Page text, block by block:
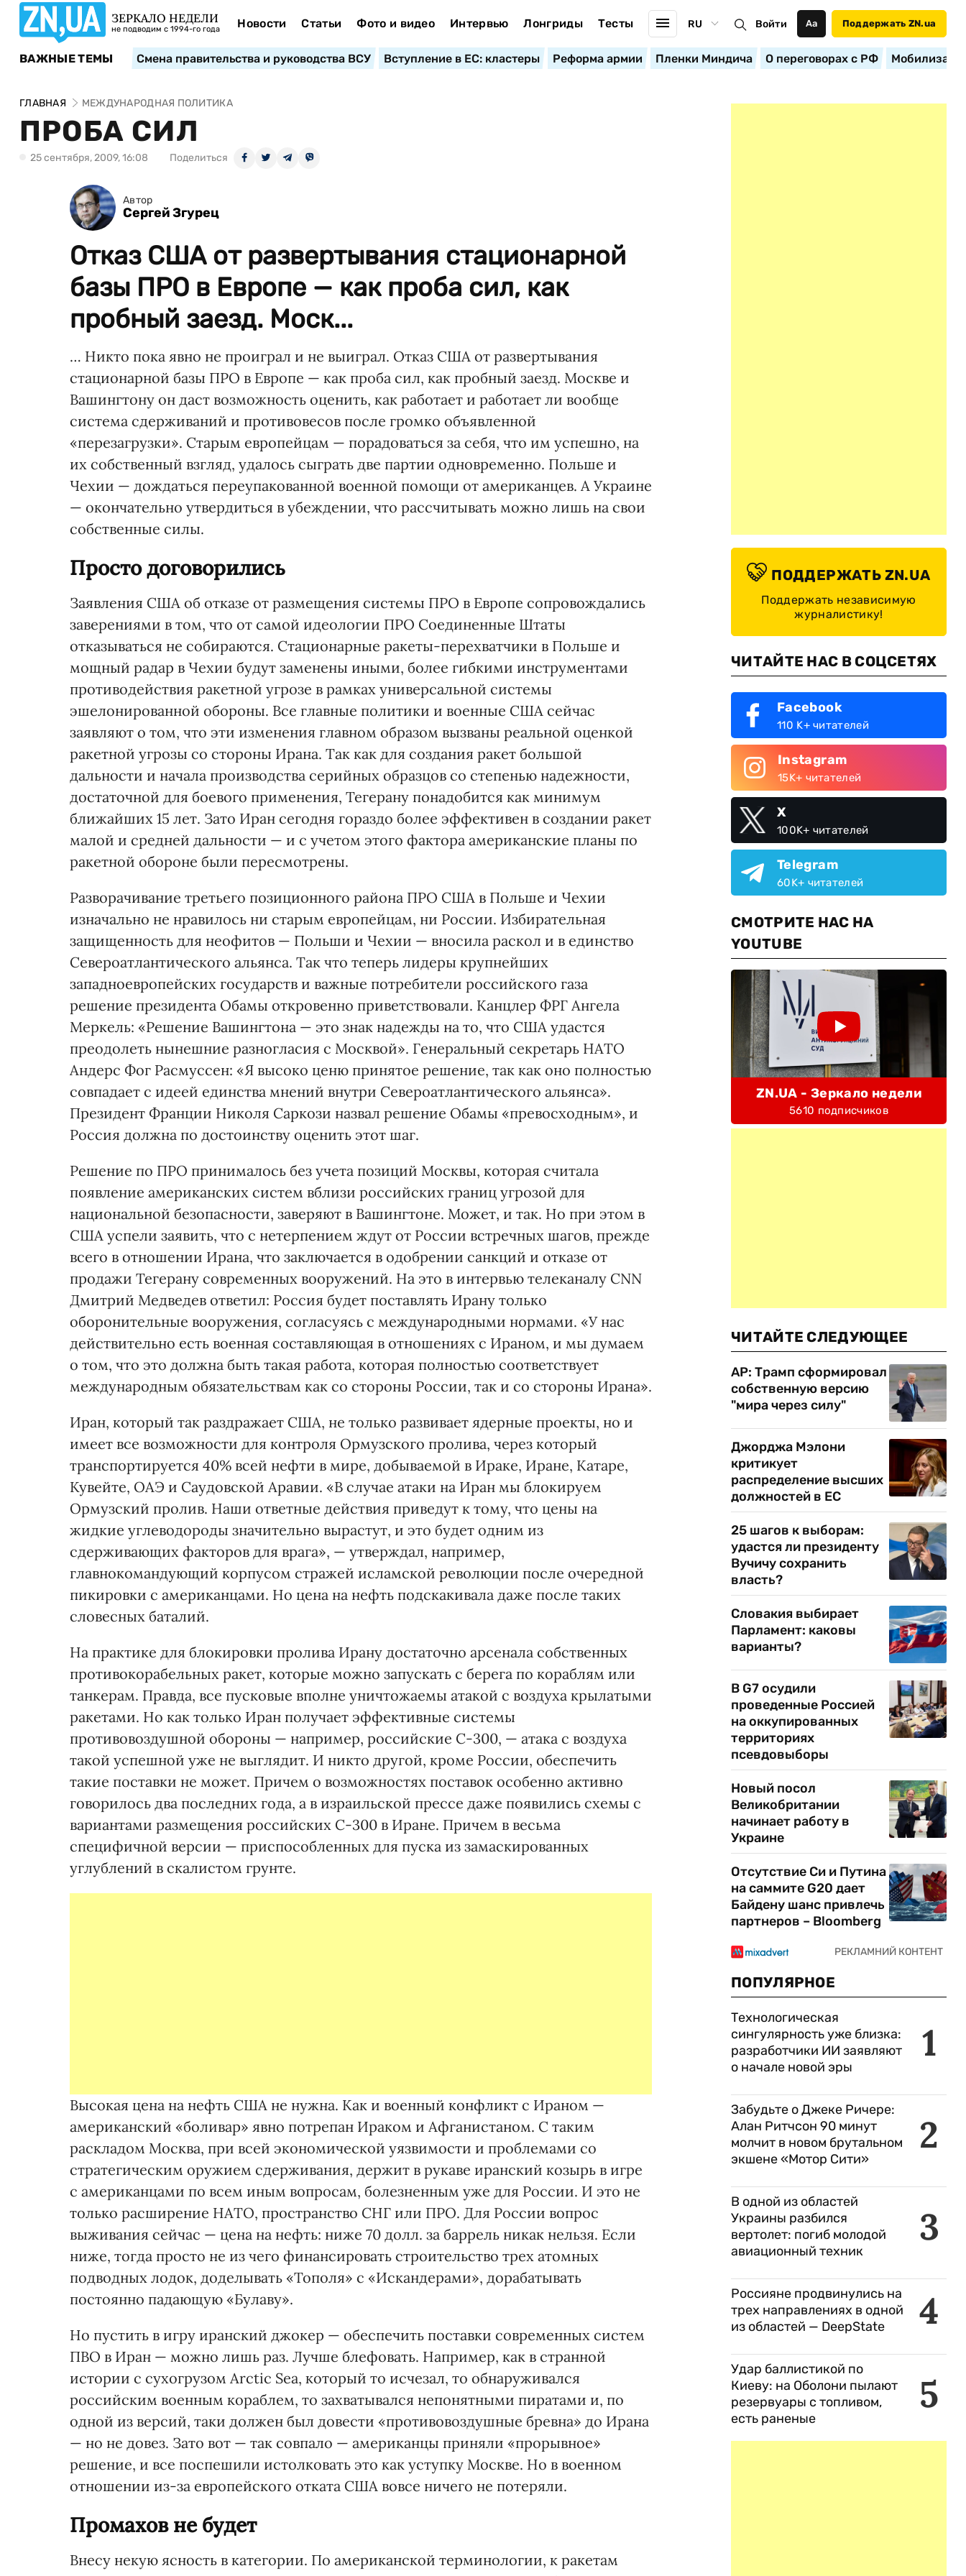
ЗЕРКАЛО НЕДЕЛИ
не подводим с 1994-го года Новости Статьи Фото и видео Интервью Лонгриды Тесты RU Войти Аа Поддержать ZN.ua
ВАЖНЫЕ ТЕМЫ Смена правительства и руководства ВСУ Вступление в ЕС: кластеры Реформа армии Пленки Миндича О переговорах с РФ
ГЛАВНАЯ МЕЖДУНАРОДНАЯ ПОЛИТИКА
ПРОБА СИЛ
25 сентября, 2009, 16:08 Поделиться
Автор
Сергей Згурец
Отказ США от развертывания стационарной
базы ПРО в Европе — как проба сил, как
пробный заезд. Моск...
… Никто пока явно не проиграл и не выиграл. Отказ США от развертывания
стационарной базы ПРО в Европе — как проба сил, как пробный заезд. Москве и
Вашингтону он даст возможность оценить, как работает и работает ли вообще
система сдерживаний и противовесов после громко объявленной
«перезагрузки». Старым европейцам — порадоваться за себя, что им успешно, на
их собственный взгляд, удалось сыграть две партии одновременно. Польше и
Чехии — дождаться переупакованной военной помощи от американцев. А Украине
— окончательно утвердиться в убеждении, что рассчитывать можно лишь на свои
собственные силы.
Просто договорились
Заявления США об отказе от размещения системы ПРО в Европе сопровождались
заверениями в том, что от самой идеологии ПРО Соединенные Штаты
отказываться не собираются. Стационарные ракеты-перехватчики в Польше и
мощный радар в Чехии будут заменены иными, более гибкими инструментами
противодействия ракетной угрозе в рамках универсальной системы
эшелонированной обороны. Все главные политики и военные США сейчас
заявляют о том, что эти изменения главном образом вызваны реальной оценкой
ракетной угрозы со стороны Ирана. Так как для создания ракет большой
дальности и начала производства серийных образцов со степенью надежности,
достаточной для боевого применения, Тегерану понадобится как минимум
ближайших 15 лет. Зато Иран сегодня гораздо более эффективен в создании ракет
малой и средней дальности — и с учетом этого фактора американские планы по
ракетной обороне были пересмотрены.
Разворачивание третьего позиционного района ПРО США в Польше и Чехии
изначально не нравилось ни старым европейцам, ни России. Избирательная
защищенность для неофитов — Польши и Чехии — вносила раскол и в единство
Североатлантического альянса. Так что теперь лидеры крупнейших
западноевропейских государств и важные потребители российского газа
решение президента Обамы откровенно приветствовали. Канцлер ФРГ Ангела
Меркель: «Решение Вашингтона — это знак надежды на то, что США удастся
преодолеть нынешние разногласия с Москвой». Генеральный секретарь НАТО
Андерс Фог Расмуссен: «Я высоко ценю принятое решение, так как оно полностью
совпадает с идеей единства мнений внутри Североатлантического альянса».
Президент Франции Николя Саркози назвал решение Обамы «превосходным», и
Россия должна по достоинству оценить этот шаг.
Решение по ПРО принималось без учета позиций Москвы, которая считала
появление американских систем вблизи российских границ угрозой для
национальной безопасности, заверяют в Вашингтоне. Может, и так. Но при этом в
США успели заявить, что с нетерпением ждут от России встречных шагов, прежде
всего в отношении Ирана, что заключается в одобрении санкций и отказе от
продажи Тегерану современных вооружений. На это в интервью телеканалу CNN
Дмитрий Медведев ответил: Россия будет поставлять Ирану только
оборонительные вооружения, согласуясь с международными нормами. «У нас
действительно есть военная составляющая в отношениях с Ираном, и мы думаем
о том, что это должна быть такая работа, которая полностью соответствует
международным обязательствам как со стороны России, так и со стороны Ирана».
Иран, который так раздражает США, не только развивает ядерные проекты, но и
имеет все возможности для контроля Ормузского пролива, через который
транспортируется 40% всей нефти в мире, добываемой в Ираке, Иране, Катаре,
Кувейте, ОАЭ и Саудовской Аравии. «В случае атаки на Иран мы блокируем
Ормузский пролив. Наши ответные действия приведут к тому, что цены на
жидкие углеводороды значительно вырастут, и это будет одним из
сдерживающих факторов для врага», — утверждал, например,
главнокомандующий корпусом стражей исламской революции после очередной
пикировки с американцами. Но цена на нефть подскакивала даже после таких
словесных баталий.
На практике для блокировки пролива Ирану достаточно арсенала собственных
противокорабельных ракет, которые можно запускать с берега по кораблям или
танкерам. Правда, все пусковые вполне уничтожаемы атакой с воздуха крылатыми
ракетами. Но как только Иран получает эффективные системы
противовоздушной обороны — например, российские С-300, — атака с воздуха
такой успешной уже не выглядит. И никто другой, кроме России, обеспечить
такие поставки не может. Причем о возможностях поставок особенно активно
говорилось два последних года, а в израильской прессе даже появились схемы с
вариантами размещения российских С-300 в Иране. Причем в весьма
специфичной версии — приспособленных для пуска из замаскированных
углублений в скалистом грунте.
Высокая цена на нефть США не нужна. Как и военный конфликт с Ираном —
американский «боливар» явно потрепан Ираком и Афганистаном. С таким
раскладом Москва, при всей экономической уязвимости и проблемами со
стратегическим оружием сдерживания, держит в рукаве иранский козырь в игре
с американцами по всем иным вопросам, болезненным уже для России. И это не
только расширение НАТО, пространство СНГ или ПРО. Для России вопрос
выживания сейчас — цена на нефть: ниже 70 долл. за баррель никак нельзя. Если
ниже, тогда просто не из чего финансировать строительство трех атомных
подводных лодок, доделывать «Тополя» с «Искандерами», дорабатывать
постоянно падающую «Булаву».
Но пустить в игру иранский джокер — обеспечить поставки современных систем
ПВО в Иран — можно лишь раз. Лучше блефовать. Например, как в странной
истории с сухогрузом Arctic Sea, который то исчезал, то обнаруживался
российским военным кораблем, то захватывался непонятными пиратами и, по
одной из версий, таки должен был довести «противовоздушные бревна» до Ирана
— но не довез. Зато вот — так совпало — американцы приняли «прорывное»
решение, и все поспешили истолковать это как уступку Москве. Но в военном
отношении из-за европейского отката США вовсе ничего не потеряли.
Промахов не будет
Внесу некую ясность в категории. По американской терминологии, к ракетам
ПОДДЕРЖАТЬ ZN.UA
Поддержать независимую
журналистику!
ЧИТАЙТЕ НАС В СОЦСЕТЯХ
Facebook
110 K+ читателей
Instagram
15K+ читателей
X
100K+ читателей
Telegram
60K+ читателей
СМОТРИТЕ НАС НА
YOUTUBE
ZN.UA - Зеркало недели
5610 подписчиков
ЧИТАЙТЕ СЛЕДУЮЩЕЕ
AP: Трамп сформировал
собственную версию
"мира через силу"
Джорджа Мэлони
критикует
распределение высших
должностей в ЕС
25 шагов к выборам:
удастся ли президенту
Вучичу сохранить
власть?
Словакия выбирает
Парламент: каковы
варианты?
В G7 осудили
проведенные Россией
на оккупированных
территориях
псевдовыборы
Новый посол
Великобритании
начинает работу в
Украине
Отсутствие Си и Путина
на саммите G20 дает
Байдену шанс привлечь
партнеров – Bloomberg
ПОПУЛЯРНОЕ
1
Технологическая
сингулярность уже близка:
разработчики ИИ заявляют
о начале новой эры
2
Забудьте о Джеке Ричере:
Алан Ритчсон 90 минут
молчит в новом брутальном
экшене «Мотор Сити»
3
В одной из областей
Украины разбился
вертолет: погиб молодой
авиационный техник
4
Россияне продвинулись на
трех направлениях в одной
из областей — DeepState
5
Удар баллистикой по
Киеву: на Оболони пылают
резервуары с топливом,
есть раненые